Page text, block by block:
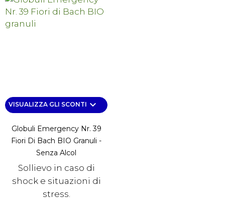
VISUALIZZA GLI SCONTI keyboard_arrow_down
Globuli Emergency Nr. 39
Fiori Di Bach BIO Granuli -
Senza Alcol
Sollievo in caso di
shock e situazioni di
stress.